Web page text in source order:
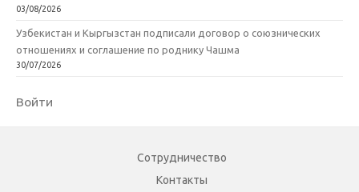
03/08/2026
Узбекистан и Кыргызстан подписали договор о союзнических
отношениях и соглашение по роднику Чашма
30/07/2026
Войти
Сотрудничество
Контакты